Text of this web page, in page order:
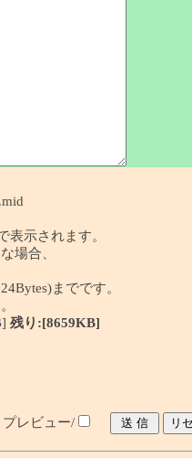
表示されます。
場合、
までです。
残り:[8659KB]
レビュー/